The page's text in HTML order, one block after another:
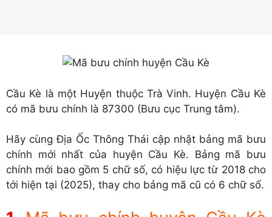
Cầu Kè là một Huyện thuộc Trà Vinh. Huyện Cầu Kè
có mã bưu chính là 87300 (Bưu cục Trung tâm).
Hãy cùng Địa Ốc Thông Thái cập nhật bảng mã bưu
chính mới nhất của huyện Cầu Kè. Bảng mã bưu
chính mới bao gồm 5 chữ số, có hiệu lực từ 2018 cho
tới hiện tại (2025), thay cho bảng mã cũ có 6 chữ số.